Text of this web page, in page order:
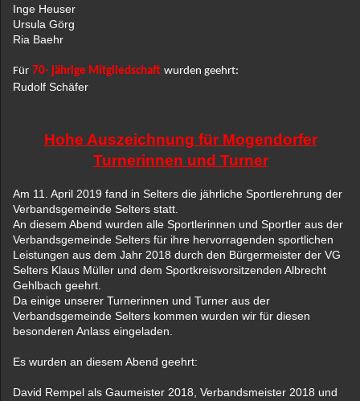
Inge Heuser
Ursula Görg
Ria Baehr
Für 70- jährige Mitgliedschaft wurden geehrt:
Rudolf Schäfer
Hohe Auszeichnung für Mogendorfer
Turnerinnen und Turner
Am 11. April 2019 fand in Selters die jährliche Sportlerehrung der
Verbandsgemeinde Selters statt.
An diesem Abend wurden alle Sportlerinnen und Sportler aus der
Verbandsgemeinde Selters für ihre hervorragenden sportlichen
Leistungen aus dem Jahr 2018 durch den Bürgermeister der VG
Selters Klaus Müller und dem Sportkreisvorsitzenden Albrecht
Gehlbach geehrt.
Da einige unserer Turnerinnen und Turner aus der
Verbandsgemeinde Selters kommen wurden wir für diesen
besonderen Anlass eingeladen.
Es wurden an diesem Abend geehrt:
David Rempel als Gaumeister 2018, Verbandsmeister 2018 und